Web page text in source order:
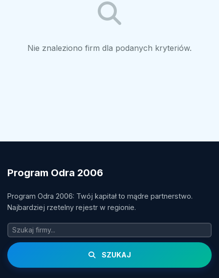
Nie znaleziono firm dla podanych kryteriów.
Program Odra 2006
Program Odra 2006: Twój kapitał to mądre partnerstwo.
Najbardziej rzetelny rejestr w regionie.
SZUKAJ